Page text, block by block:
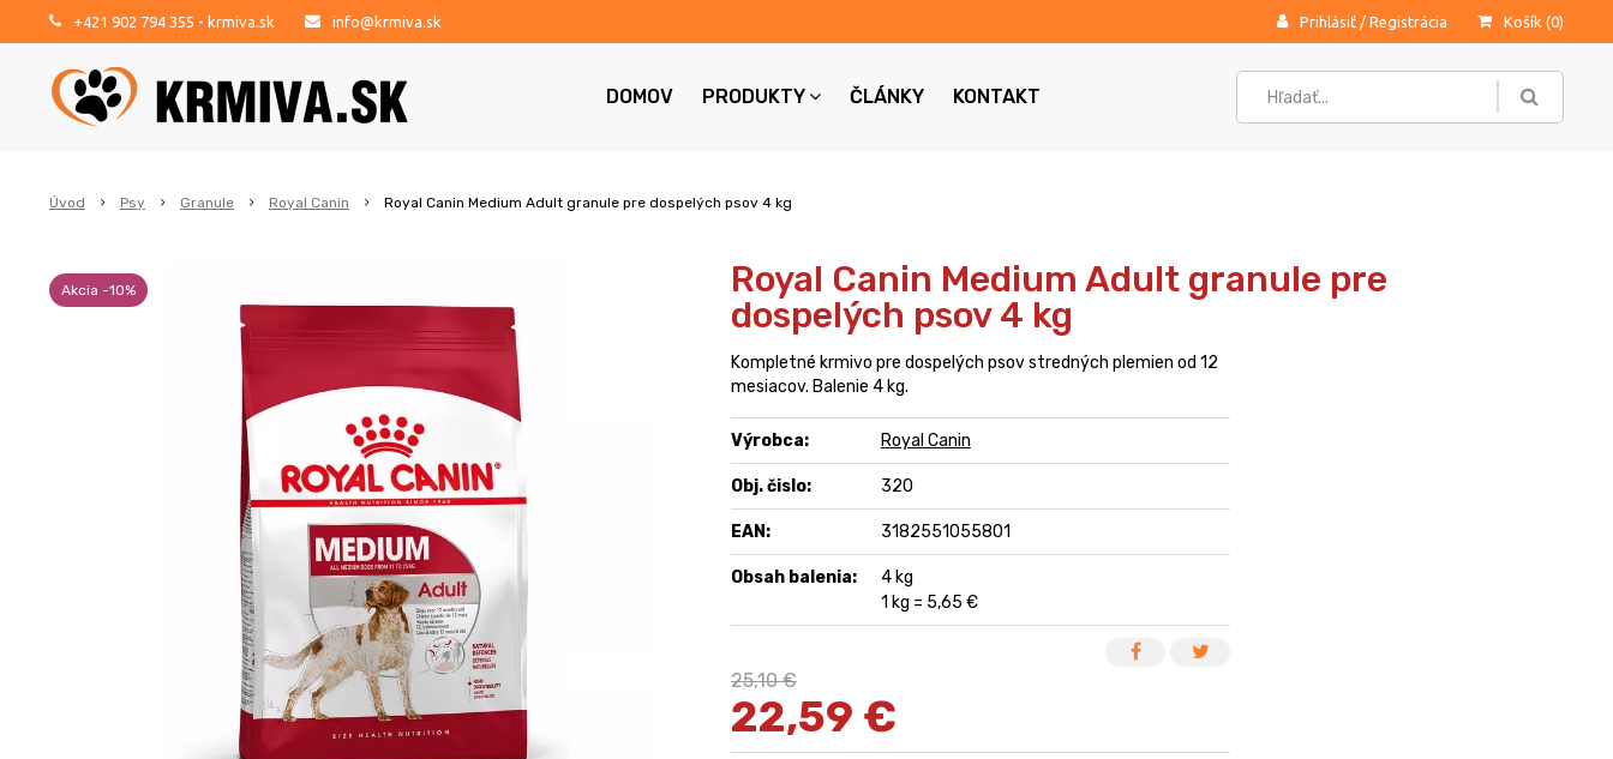
+421 902 794 355 - krmiva.sk info@krmiva.sk Prihlásiť / Registrácia Košík (0)
DOMOV PRODUKTY ČLÁNKY KONTAKT
Úvod Psy Granule Royal Canin Royal Canin Medium Adult granule pre dospelých psov 4 kg
Akcia -10%
Royal Canin Medium Adult granule pre
dospelých psov 4 kg
Kompletné krmivo pre dospelých psov stredných plemien od 12
mesiacov. Balenie 4 kg.
Výrobca: Royal Canin
Obj. čislo: 320
EAN: 3182551055801
Obsah balenia:
4 kg
1 kg = 5,65 €
25,10 €
22,59 €